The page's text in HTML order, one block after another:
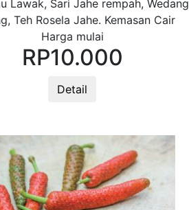
Lawak, Sari Jahe rempah, Wedang
Teh Rosela Jahe. Kemasan Cair
Harga mulai
RP10.000
Detail